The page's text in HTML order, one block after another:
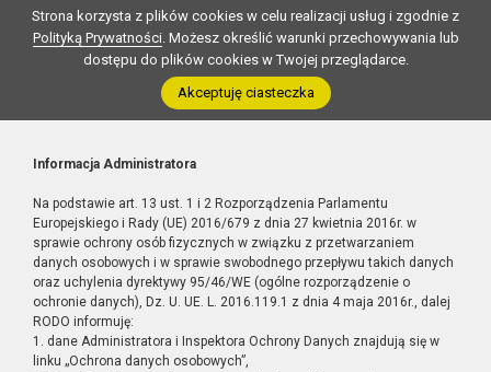
Strona korzysta z plików cookies w celu realizacji usług i zgodnie z
Polityką Prywatności. Możesz określić warunki przechowywania lub
dostępu do plików cookies w Twojej przeglądarce.
Akceptuję ciasteczka
Informacja Administratora
Na podstawie art. 13 ust. 1 i 2 Rozporządzenia Parlamentu
Europejskiego i Rady (UE) 2016/679 z dnia 27 kwietnia 2016r. w
sprawie ochrony osób fizycznych w związku z przetwarzaniem
danych osobowych i w sprawie swobodnego przepływu takich danych
oraz uchylenia dyrektywy 95/46/WE (ogólne rozporządzenie o
ochronie danych), Dz. U. UE. L. 2016.119.1 z dnia 4 maja 2016r., dalej
RODO informuję:
1. dane Administratora i Inspektora Ochrony Danych znajdują się w
linku „Ochrona danych osobowych”,